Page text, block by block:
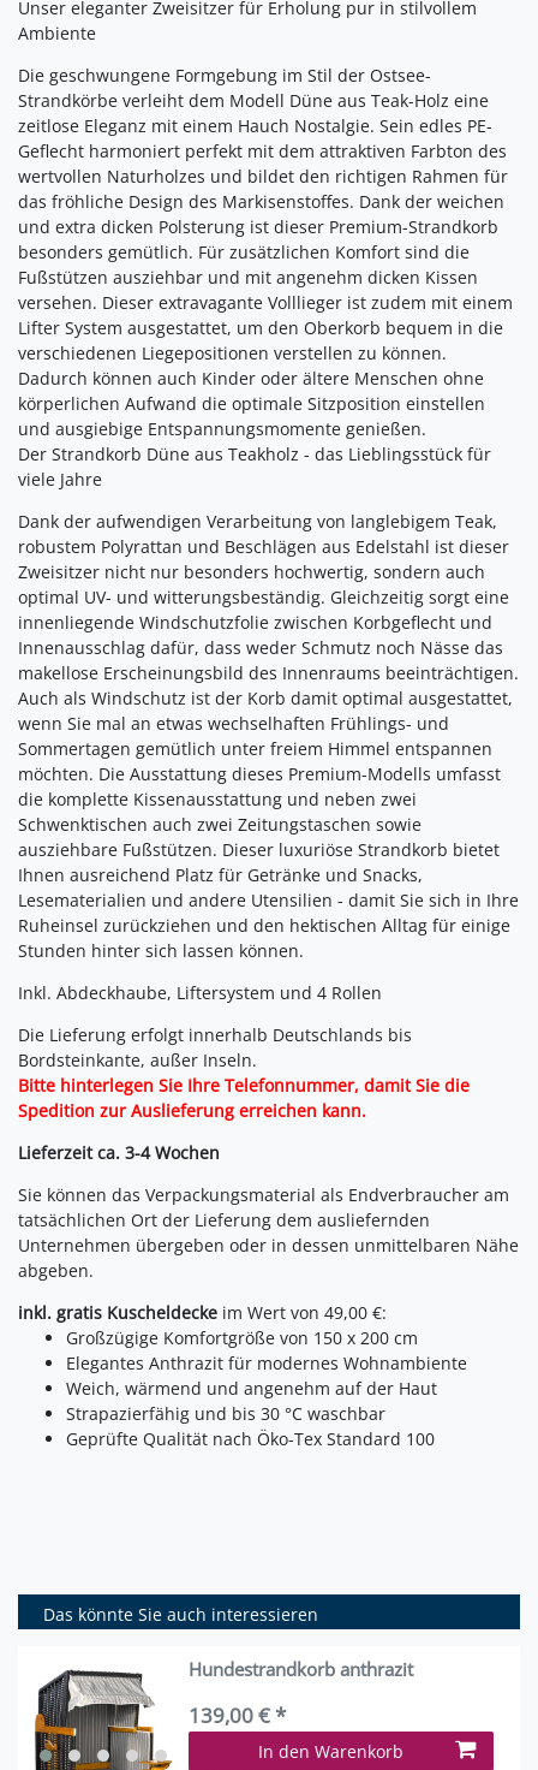
Unser eleganter Zweisitzer für Erholung pur in stilvollem
Ambiente
Die geschwungene Formgebung im Stil der Ostsee-
Strandkörbe verleiht dem Modell Düne aus Teak-Holz eine
zeitlose Eleganz mit einem Hauch Nostalgie. Sein edles PE-
Geflecht harmoniert perfekt mit dem attraktiven Farbton des
wertvollen Naturholzes und bildet den richtigen Rahmen für
das fröhliche Design des Markisenstoffes. Dank der weichen
und extra dicken Polsterung ist dieser Premium-Strandkorb
besonders gemütlich. Für zusätzlichen Komfort sind die
Fußstützen ausziehbar und mit angenehm dicken Kissen
versehen. Dieser extravagante Volllieger ist zudem mit einem
Lifter System ausgestattet, um den Oberkorb bequem in die
verschiedenen Liegepositionen verstellen zu können.
Dadurch können auch Kinder oder ältere Menschen ohne
körperlichen Aufwand die optimale Sitzposition einstellen
und ausgiebige Entspannungsmomente genießen.
Der Strandkorb Düne aus Teakholz - das Lieblingsstück für
viele Jahre
Dank der aufwendigen Verarbeitung von langlebigem Teak,
robustem Polyrattan und Beschlägen aus Edelstahl ist dieser
Zweisitzer nicht nur besonders hochwertig, sondern auch
optimal UV- und witterungsbeständig. Gleichzeitig sorgt eine
innenliegende Windschutzfolie zwischen Korbgeflecht und
Innenausschlag dafür, dass weder Schmutz noch Nässe das
makellose Erscheinungsbild des Innenraums beeinträchtigen.
Auch als Windschutz ist der Korb damit optimal ausgestattet,
wenn Sie mal an etwas wechselhaften Frühlings- und
Sommertagen gemütlich unter freiem Himmel entspannen
möchten. Die Ausstattung dieses Premium-Modells umfasst
die komplette Kissenausstattung und neben zwei
Schwenktischen auch zwei Zeitungstaschen sowie
ausziehbare Fußstützen. Dieser luxuriöse Strandkorb bietet
Ihnen ausreichend Platz für Getränke und Snacks,
Lesematerialien und andere Utensilien - damit Sie sich in Ihre
Ruheinsel zurückziehen und den hektischen Alltag für einige
Stunden hinter sich lassen können.
Inkl. Abdeckhaube, Liftersystem und 4 Rollen
Die Lieferung erfolgt innerhalb Deutschlands bis
Bordsteinkante, außer Inseln.
Bitte hinterlegen Sie Ihre Telefonnummer, damit Sie die
Spedition zur Auslieferung erreichen kann.
Lieferzeit ca. 3-4 Wochen
Sie können das Verpackungsmaterial als Endverbraucher am
tatsächlichen Ort der Lieferung dem ausliefernden
Unternehmen übergeben oder in dessen unmittelbaren Nähe
abgeben.
inkl. gratis Kuscheldecke im Wert von 49,00 €:
Großzügige Komfortgröße von 150 x 200 cm
Elegantes Anthrazit für modernes Wohnambiente
Weich, wärmend und angenehm auf der Haut
Strapazierfähig und bis 30 °C waschbar
Geprüfte Qualität nach Öko-Tex Standard 100
Das könnte Sie auch interessieren
Hundestrandkorb anthrazit
139,00 € *
In den Warenkorb